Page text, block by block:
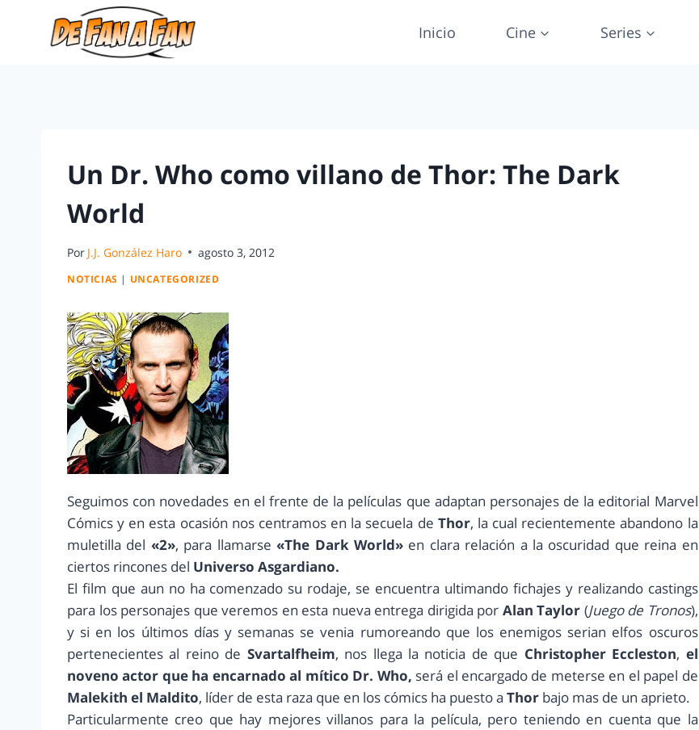
Inicio Cine Series
Un Dr. Who como villano de Thor: The Dark
World
Por J.J. González Haro agosto 3, 2012
NOTICIAS | UNCATEGORIZED
Seguimos con novedades en el frente de la películas que adaptan personajes de la editorial Marvel
Cómics y en esta ocasión nos centramos en la secuela de Thor, la cual recientemente abandono la
muletilla del «2», para llamarse«The Dark World»en clara relación a la oscuridad que reina en
ciertos rincones del Universo Asgardiano.
El film que aun no ha comenzado su rodaje, se encuentra ultimando fichajes y realizando castings
para los personajes que veremos en esta nueva entrega dirigida por Alan Taylor (Juego de Tronos),
y si en los últimos días y semanas se venia rumoreando que los enemigos serian elfos oscuros
pertenecientes al reino de Svartalfheim, nos llega la noticia de que Christopher Eccleston, el
noveno actor que ha encarnado al mítico Dr. Who, será el encargado de meterse en el papel de
Malekith el Maldito, líder de esta raza que en los cómics ha puesto a Thor bajo mas de un aprieto.
Particularmente creo que hay mejores villanos para la película, pero teniendo en cuenta que la